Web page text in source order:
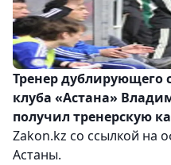
Тренер дублирующего
клуба «Астана»
получил тренерскую
Zakon.kz со ссылкой на
Астаны.